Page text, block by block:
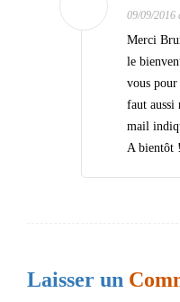
09/09/2016
Merci
le
vous pour
faut aussi
mail
A bientôt
Laisser un